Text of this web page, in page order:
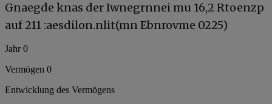
Gnaegde knas der Iwnegrnnei mu 16,2 Rtoenzp
auf 211 :aesdilon.nlit(mn Ebnrovme 0225)
Jahr 0
Vermögen 0
Entwicklung des Vermögens